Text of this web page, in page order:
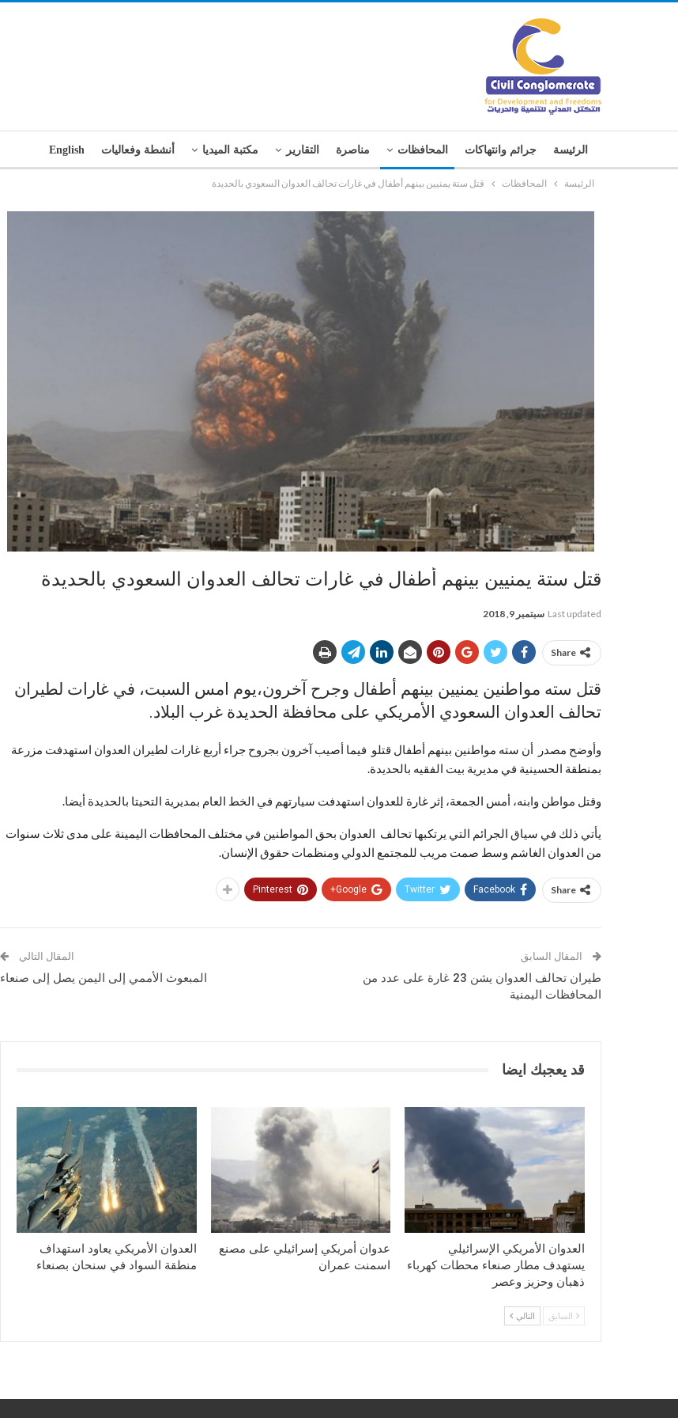
الرئيسة جرائم وانتهاكات المحافظات مناصرة التقارير مكتبة الميديا أنشطة وفعاليات English
الرئيسة المحافظات قتل ستة يمنيين بينهم أطفال في غارات تحالف العدوان السعودي بالحديدة
قتل ستة يمنيين بينهم أطفال في غارات تحالف العدوان السعودي بالحديدة
Last updated سبتمبر 9, 2018
Share
قتل سته مواطنين يمنيين بينهم أطفال وجرح آخرون،يوم امس السبت، في غارات لطيران
تحالف العدوان السعودي الأمريكي على محافظة الحديدة غرب البلاد.
وأوضح مصدر أن سته مواطنين بينهم أطفال قتلو فيما أصيب آخرون بجروح جراء أربع غارات لطيران العدوان استهدفت مزرعة
بمنطقة الحسينية في مديرية بيت الفقيه بالحديدة.
وقتل مواطن وابنه، أمس الجمعة، إثر غارة للعدوان استهدفت سيارتهم في الخط العام بمديرية التحيتا بالحديدة أيضا.
يأتي ذلك في سياق الجرائم التي يرتكبها تحالف العدوان بحق المواطنين في مختلف المحافظات اليمينة على مدى ثلاث سنوات
من العدوان الغاشم وسط صمت مريب للمجتمع الدولي ومنظمات حقوق الإنسان.
Share
Facebook
Twitter
Google+
Pinterest
المقال السابق
طيران تحالف العدوان يشن 23 غارة على عدد من
المحافظات اليمنية
المقال التالي
المبعوث الأممي إلى اليمن يصل إلى صنعاء
قد يعجبك ايضا
العدوان الأمريكي الإسرائيلي
يستهدف مطار صنعاء محطات كهرباء
ذهبان وحزيز وعصر
عدوان أمريكي إسرائيلي على مصنع
اسمنت عمران
العدوان الأمريكي يعاود استهداف
منطقة السواد في سنحان بصنعاء
السابق التالي